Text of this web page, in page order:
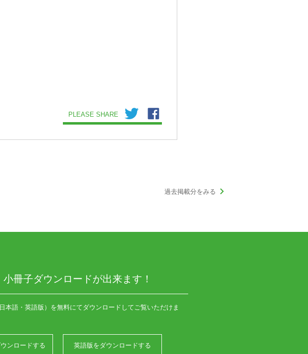
PLEASE SHARE
過去掲載分をみる keyboard_arrow_right
小冊子ダウンロードが出来ます！
本語・英語版）を無料にてダウンロードしてご覧いただけま
ンロードする 英語版をダウンロードする